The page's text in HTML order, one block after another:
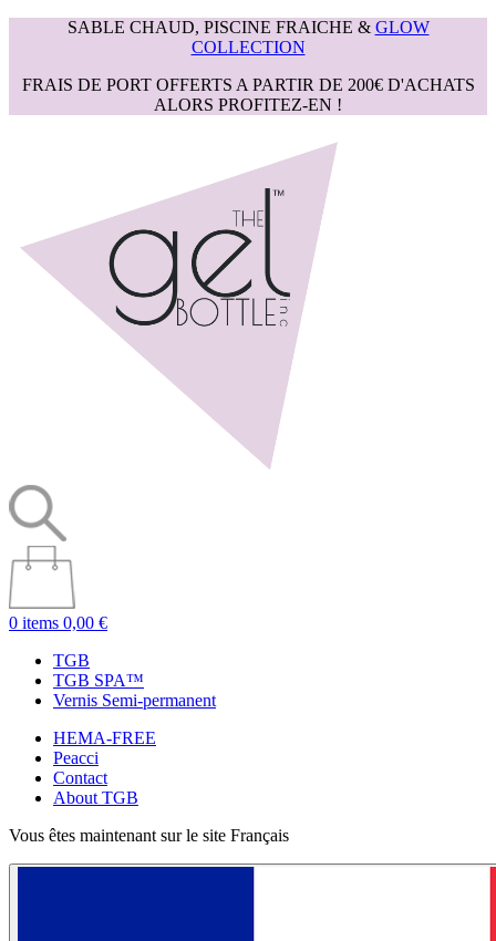
SABLE CHAUD, PISCINE FRAICHE & GLOW
COLLECTION
FRAIS DE PORT OFFERTS A PARTIR DE 200€ D'ACHATS
ALORS PROFITEZ-EN !
0 items 0,00 €
TGB
TGB SPA™
Vernis Semi-permanent
HEMA-FREE
Peacci
Contact
About TGB
Vous êtes maintenant sur le site Français